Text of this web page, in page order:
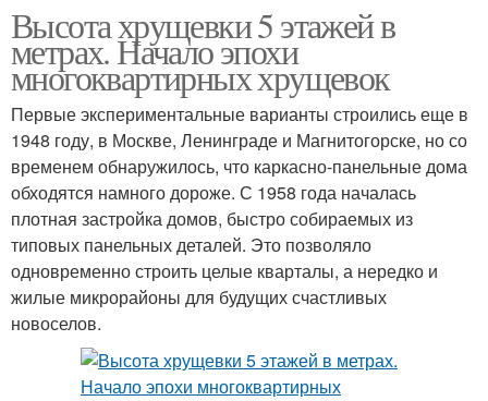
Высота хрущевки 5 этажей в
метрах. Начало эпохи
многоквартирных хрущевок
Первые экспериментальные варианты строились еще в
1948 году, в Москве, Ленинграде и Магнитогорске, но со
временем обнаружилось, что каркасно-панельные дома
обходятся намного дороже. С 1958 года началась
плотная застройка домов, быстро собираемых из
типовых панельных деталей. Это позволяло
одновременно строить целые кварталы, а нередко и
жилые микрорайоны для будущих счастливых
новоселов.